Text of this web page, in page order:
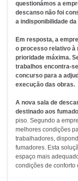
questionámos a
descanso não foi
a indisponibilidade
Em resposta, a
o processo relativo à
prioridade máxima.
trabalhos encontra-
concurso para a
execução das obras.
A nova sala de
destinado aos
piso. Segundo a
melhores condições
trabalhadores,
fumadores. Esta
espaço mais
condições de conforto